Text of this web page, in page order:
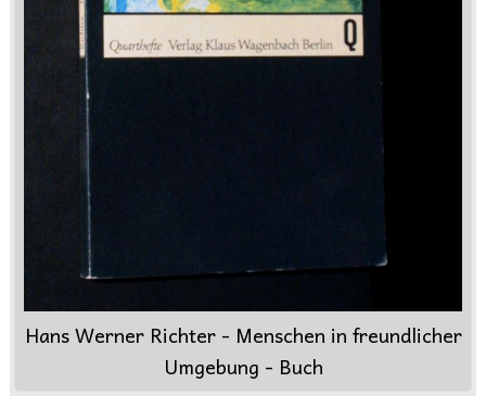
Hans Werner Richter - Menschen in freundlicher
Umgebung - Buch